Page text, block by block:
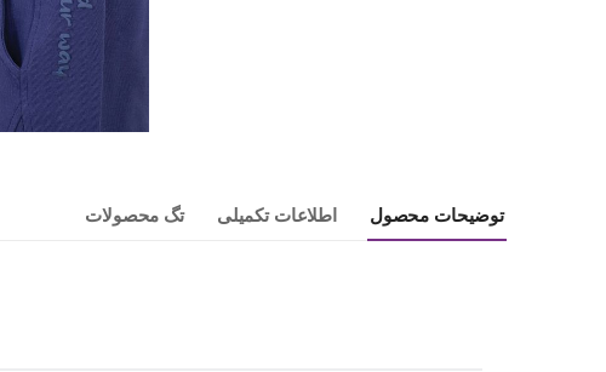
توضیحات محصول اطلاعات تکمیلی تگ محصولات